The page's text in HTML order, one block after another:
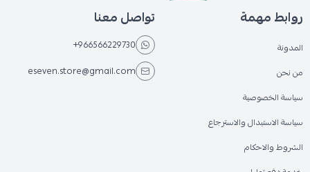
روابط مهمة
المدونة
من نحن
سياسة الخصوصية
سياسة الاستبدال والاسترجاع
الشروط والاحكام
تواصل معنا
+966566229730
eseven.store@gmail.com